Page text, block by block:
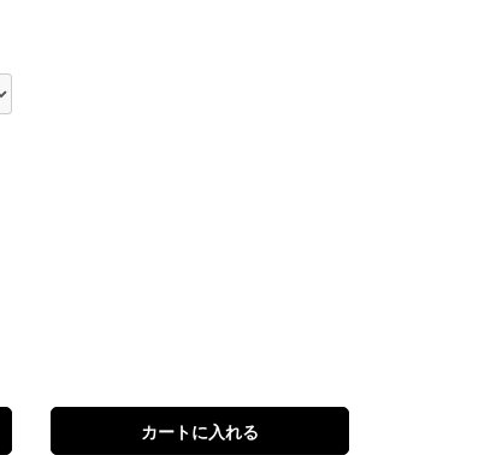
カートに入れる